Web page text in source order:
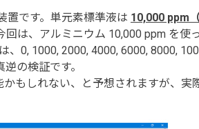
置です。単元素標準液は 10,000 ppm（
は、アルミニウム 10,000 ppm を使っ
0, 1000, 2000, 4000, 6000, 8000,
逆の検証です。
もしれない、と予想されますが、実